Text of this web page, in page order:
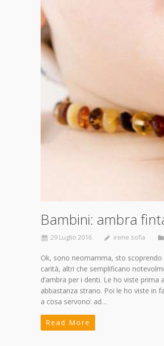
Bambini: ambra
29 Luglio 2016 irene sofia
Ok, sono neomamma, sto
carità, altri che semplificano
d’ambra per i denti. Le ho viste
abbastanza strano. Poi le ho viste in
a cosa servono: ad…
Read More